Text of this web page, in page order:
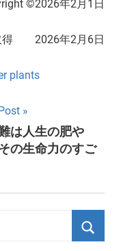
©2026年2月1日
得 2026年2月6日
plants
難は人生の肥や
の生命力のすご